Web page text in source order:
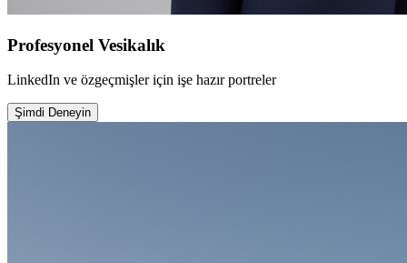
Profesyonel Vesikalık
LinkedIn ve özgeçmişler için işe hazır portreler
Şimdi Deneyin